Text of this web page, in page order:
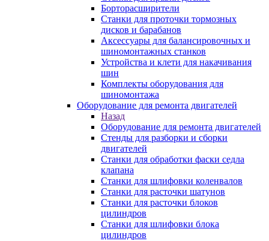
Борторасширители
Станки для проточки тормозных
дисков и барабанов
Аксессуары для балансировочных и
шиномонтажных станков
Устройства и клети для накачивания
шин
Комплекты оборудования для
шиномонтажа
Оборудование для ремонта двигателей
Назад
Оборудование для ремонта двигателей
Стенды для разборки и сборки
двигателей
Станки для обработки фаски седла
клапана
Станки для шлифовки коленвалов
Станки для расточки шатунов
Станки для расточки блоков
цилиндров
Станки для шлифовки блока
цилиндров